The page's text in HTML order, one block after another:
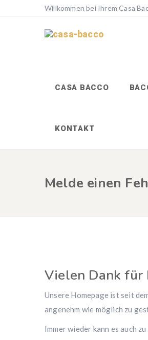
Willkommen bei Ihrem Casa
CASA BACCO
KONTAKT
Melde einen
Vielen Dank für
Unsere Homepage ist seit
angenehm wie möglich zu
Immer wieder kann es auch